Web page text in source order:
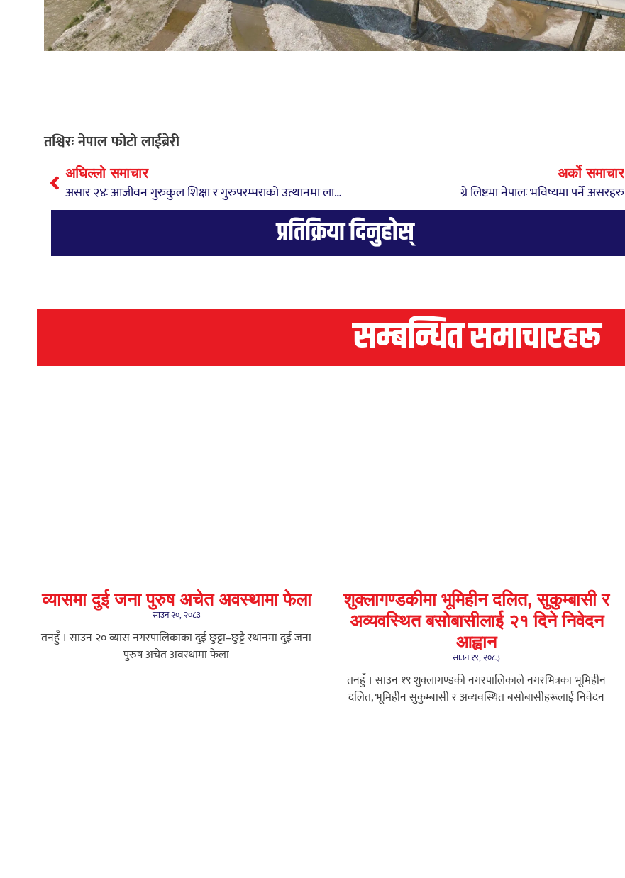
तश्विरः नेपाल फोटो लाईब्रेरी
अघिल्लो समाचार
असार २४ः आजीवन गुरुकुल शिक्षा र गुरुपरम्पराको उत्थानमा लागेका एक महान् वेदान्त गुरुको पुण्य स्मृति दिवस
अर्को समाचार
ग्रे लिष्टमा नेपालः भविष्यमा पर्ने असरहरु
प्रतिक्रिया दिनुहोस्
सम्बन्धित समाचारहरू
व्यासमा दुई जना पुरुष अचेत अवस्थामा फेला
साउन २०, २०८३
तनहुँ । साउन २० व्यास नगरपालिकाका दुई छुट्टा–छुट्टै स्थानमा दुई जना
पुरुष अचेत अवस्थामा फेला
शुक्लागण्डकीमा भूमिहीन दलित, सुकुम्बासी र
अव्यवस्थित बसोबासीलाई २१ दिने निवेदन
आह्वान
साउन १९, २०८३
तनहुँ । साउन १९ शुक्लागण्डकी नगरपालिकाले नगरभित्रका भूमिहीन
दलित, भूमिहीन सुकुम्बासी र अव्यवस्थित बसोबासीहरूलाई निवेदन